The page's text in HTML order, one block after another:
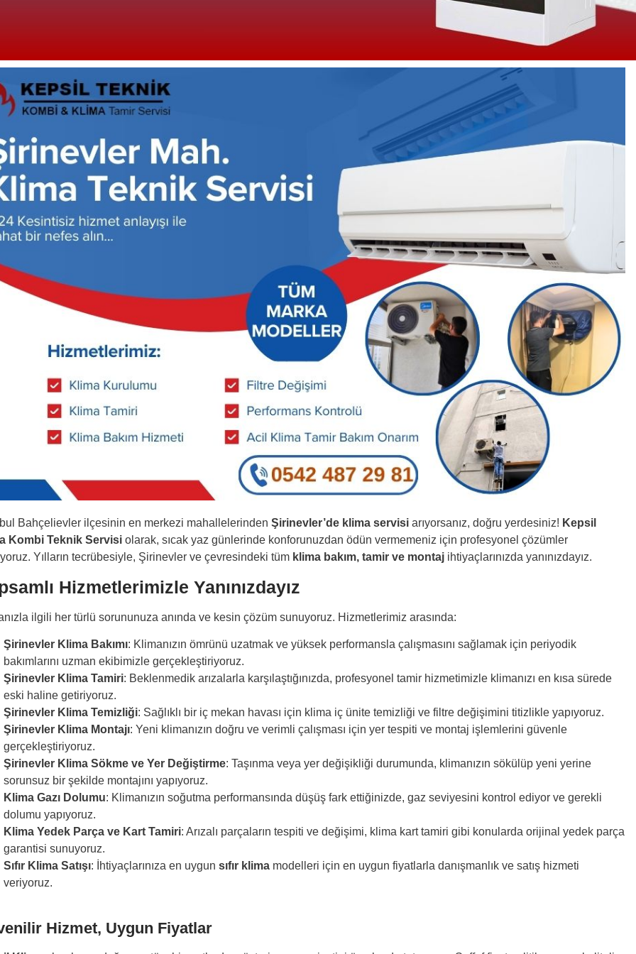
Bahçelievler ilçesinin en merkezi mahallelerindenŞirinevler’de klima servisi arıyorsanız, doğru yerdesiniz! Kepsil
Kombi Teknik Servisi olarak, sıcak yaz günlerinde konforunuzdan ödün vermemeniz için profesyonel çözümler
Yılların tecrübesiyle, Şirinevler ve çevresindeki tüm klima bakım, tamir ve montaj ihtiyaçlarınızda yanınızdayız.
Hizmetlerimizle Yanınızdayız
ilgili her türlü sorununuza anında ve kesin çözüm sunuyoruz. Hizmetlerimiz arasında:
Şirinevler Klima Bakımı: Klimanızın ömrünü uzatmak ve yüksek performansla çalışmasını sağlamak için periyodik
bakımlarını uzman ekibimizle gerçekleştiriyoruz.
Şirinevler Klima Tamiri: Beklenmedik arızalarla karşılaştığınızda, profesyonel tamir hizmetimizle klimanızı en kısa sürede
eski haline getiriyoruz.
Şirinevler Klima Temizliği: Sağlıklı bir iç mekan havası için klima iç ünite temizliği ve filtre değişimini titizlikle yapıyoruz.
Şirinevler Klima Montajı: Yeni klimanızın doğru ve verimli çalışması için yer tespiti ve montaj işlemlerini güvenle
gerçekleştiriyoruz.
Şirinevler Klima Sökme ve Yer Değiştirme: Taşınma veya yer değişikliği durumunda, klimanızın sökülüp yeni yerine
sorunsuz bir şekilde montajını yapıyoruz.
Klima Gazı Dolumu: Klimanızın soğutma performansında düşüş fark ettiğinizde, gaz seviyesini kontrol ediyor ve gerekli
dolumu yapıyoruz.
Klima Yedek Parça ve Kart Tamiri: Arızalı parçaların tespiti ve değişimi, klima kart tamiri gibi konularda orijinal yedek parça
garantisi sunuyoruz.
Sıfır Klima Satışı: İhtiyaçlarınıza en uygunsıfır klima modelleri için en uygun fiyatlarla danışmanlık ve satış hizmeti
veriyoruz.
Hizmet, Uygun Fiyatlar